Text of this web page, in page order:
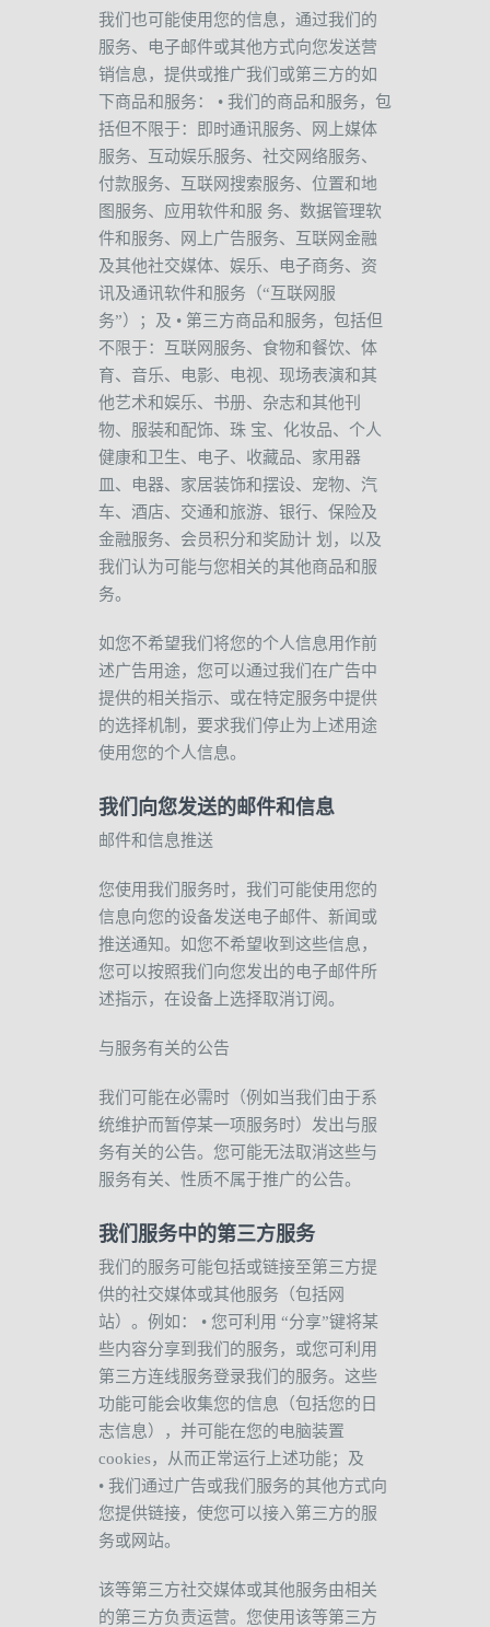
我们也可能使用您的信息，通过我们的
服务、电子邮件或其他方式向您发送营
销信息，提供或推广我们或第三方的如
下商品和服务：
• 我们的商品和服务，包
括但不限于：即时通讯服务、网上媒体
服务、互动娱乐服务、社交网络服务、
付款服务、互联网搜索服务、位置和地
图服务、应用软件和服 务、数据管理软
件和服务、网上广告服务、互联网金融
及其他社交媒体、娱乐、电子商务、资
讯及通讯软件和服务（“ 互联网服
务”）；及 • 第三方商品和服务，包括但
不限于：互联网服务、食物和餐饮、体
育、音乐、电影、电视、现场表演和其
他艺术和娱乐、书册、杂志和其他刊
物、服装和配饰、珠 宝、化妆品、个人
健康和卫生、电子、收藏品、家用器
皿、电器、家居装饰和摆设、宠物、汽
车、酒店、交通和旅游、银行、保险及
金融服务、会员积分和奖励计 划，以及
我们认为可能与您相关的其他商品和服
务。
如您不希望我们将您的个人信息用作前
述广告用途，您可以通过我们在广告中
提供的相关指示、或在特定服务中提供
的选择机制，要求我们停止为上述用途
使用您的个人信息。
我们向您发送的邮件和信息
邮件和信息推送
您使用我们服务时，我们可能使用您的
信息向您的设备发送电子邮件、新闻或
推送通知。如您不希望收到这些信息，
您可以按照我们向您发出的电子邮件所
述指示，在设备上选择取消订阅。
与服务有关的公告
我们可能在必需时（例如当我们由于系
统维护而暂停某一项服务时）发出与服
务有关的公告。您可能无法取消这些与
服务有关、性质不属于推广的公告。
我们服务中的第三方服务
我们的服务可能包括或链接至第三方提
供的社交媒体或其他服务（包括网
站）。例如：
• 您可利用 “分享”键将某
些内容分享到我们的服务，或您可利用
第三方连线服务登录我们的服务。这些
功能可能会收集您的信息（包括您的日
志信息），并可能在您的电脑装置
cookies，从而正常运行上述功能；及
• 我们通过广告或我们服务的其他方式向
您提供链接，使您可以接入第三方的服
务或网站。
该等第三方社交媒体或其他服务由相关
的第三方负责运营。您使用该等第三方